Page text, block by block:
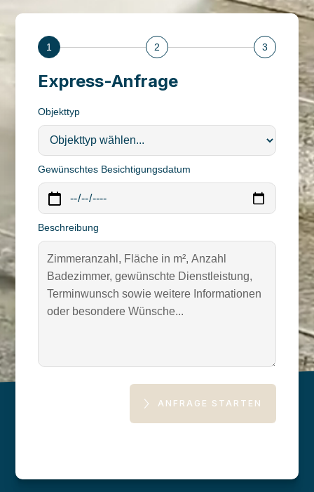
1 2 3
Express-Anfrage
Objekttyp
Gewünschtes Besichtigungsdatum
Beschreibung
ANFRAGE STARTEN